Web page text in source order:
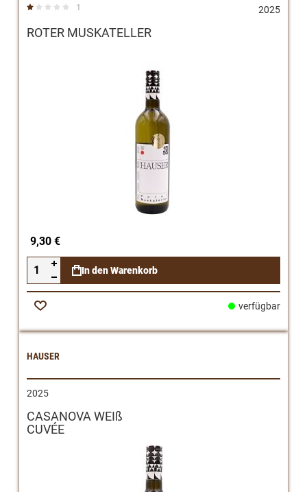
Bewertung: 1 2025
ROTER MUSKATELLER
9,30 €
In den Warenkorb
Zur
verfügbar
HAUSER
2025
CASANOVA WEIß
CUVÉE